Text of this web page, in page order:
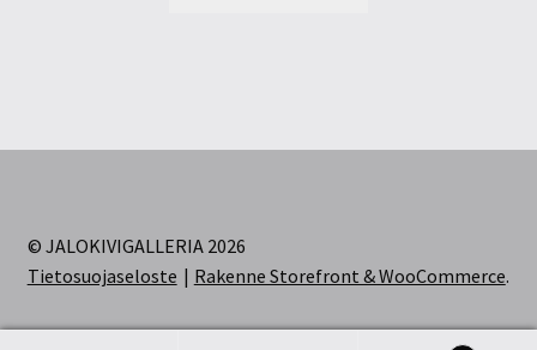
© JALOKIVIGALLERIA 2026
Tietosuojaseloste
Rakenne Storefront & WooCommerce.